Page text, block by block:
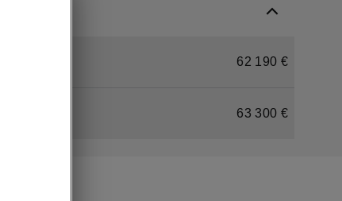
62 190 €
63 300 €